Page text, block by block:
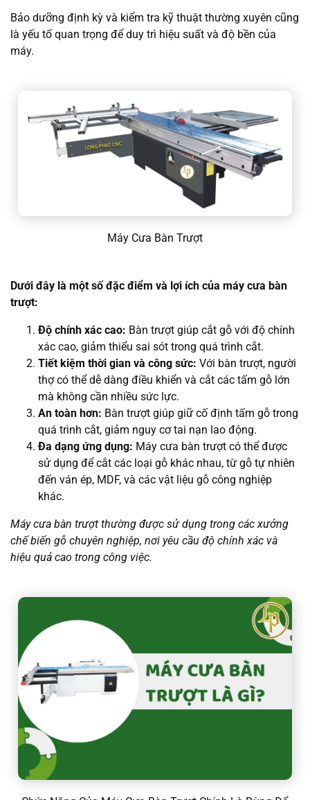
Bảo dưỡng định kỳ và kiểm tra kỹ thuật thường xuyên cũng
là yếu tố quan trọng để duy trì hiệu suất và độ bền của
máy.
Máy Cưa Bàn Trượt
Dưới đây là một số đặc điểm và lợi ích của máy cưa bàn
trượt:
Độ chính xác cao: Bàn trượt giúp cắt gỗ với độ chính
xác cao, giảm thiểu sai sót trong quá trình cắt.
Tiết kiệm thời gian và công sức: Với bàn trượt, người
thợ có thể dễ dàng điều khiển và cắt các tấm gỗ lớn
mà không cần nhiều sức lực.
An toàn hơn: Bàn trượt giúp giữ cố định tấm gỗ trong
quá trình cắt, giảm nguy cơ tai nạn lao động.
Đa dạng ứng dụng: Máy cưa bàn trượt có thể được
sử dụng để cắt các loại gỗ khác nhau, từ gỗ tự nhiên
đến ván ép, MDF, và các vật liệu gỗ công nghiệp
khác.
Máy cưa bàn trượt thường được sử dụng trong các xưởng
chế biến gỗ chuyên nghiệp, nơi yêu cầu độ chính xác và
hiệu quả cao trong công việc.